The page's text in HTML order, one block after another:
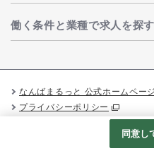
働く条件と業種で求人を探す
なんばまるっと 公式ホームページ
プライバシーポリシー
Googleアナリティクスの利用に
同意し